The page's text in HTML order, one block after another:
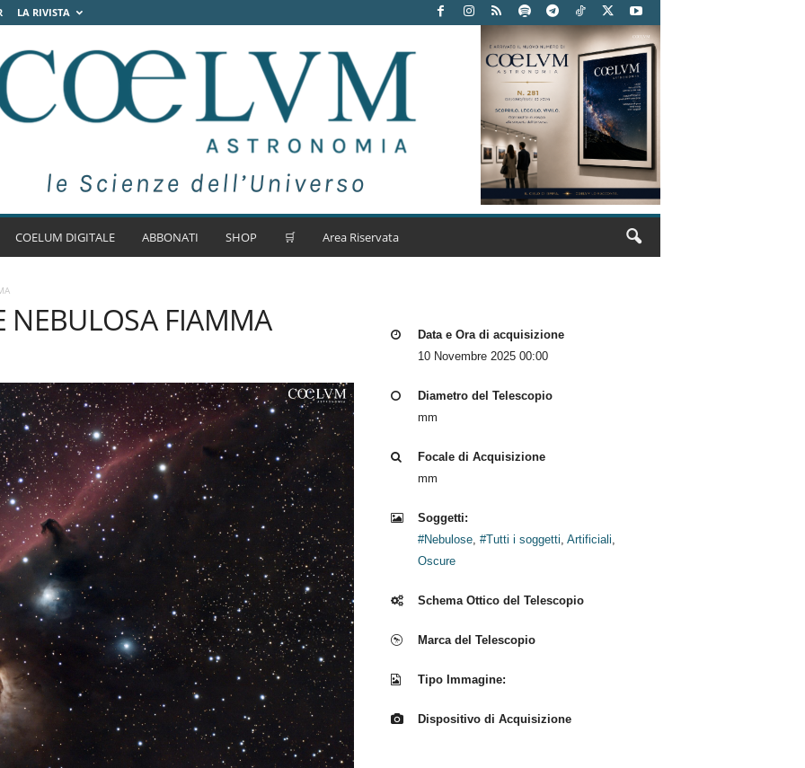
LA RIVISTA
COELUM DIGITALE ABBONATI SHOP 🛒 Area Riservata
NEBULOSA FIAMMA
Data e Ora di acquisizione
10 Novembre 2025 00:00
Diametro del Telescopio
mm
Focale di Acquisizione
mm
Soggetti:
#Nebulose, #Tutti i soggetti, Artificiali,
Oscure
Schema Ottico del Telescopio
Marca del Telescopio
Tipo Immagine:
Dispositivo di Acquisizione